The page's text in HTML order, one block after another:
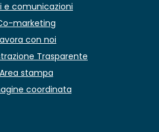
e comunicazioni
marketing
con noi
Trasparente
Area stampa
coordinata